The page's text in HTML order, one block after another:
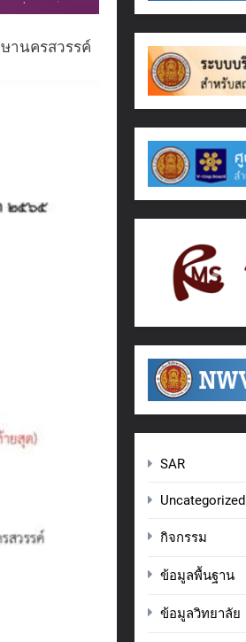
านครสวรรค์
SAR
Uncategorized
กิจกรรม
ข้อมูลพื้นฐาน
ข้อมูลวิทยาลัย